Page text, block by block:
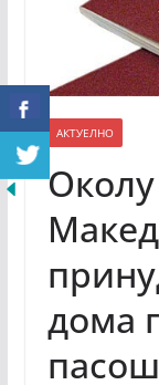
АКТУЕЛНО
дома